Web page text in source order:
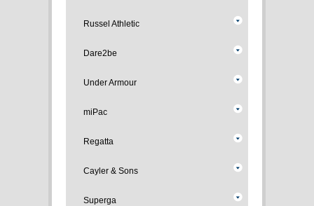
Russel Athletic
Dare2be
Under Armour
miPac
Regatta
Cayler & Sons
Superga